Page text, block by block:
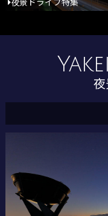
夜景ドライブ特集